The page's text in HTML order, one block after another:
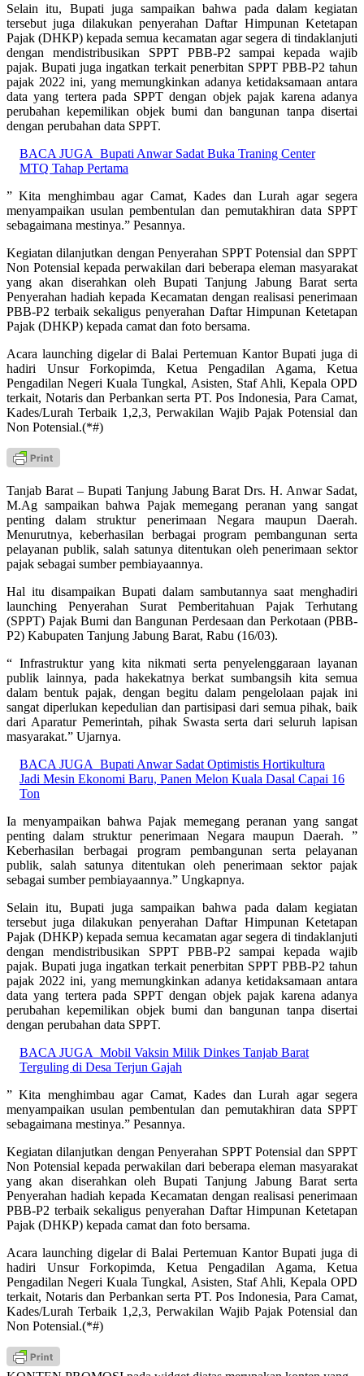
Selain itu, Bupati juga sampaikan bahwa pada dalam kegiatan
tersebut juga dilakukan penyerahan Daftar Himpunan Ketetapan
Pajak (DHKP) kepada semua kecamatan agar segera di tindaklanjuti
dengan mendistribusikan SPPT PBB-P2 sampai kepada wajib
pajak. Bupati juga ingatkan terkait penerbitan SPPT PBB-P2 tahun
pajak 2022 ini, yang memungkinkan adanya ketidaksamaan antara
data yang tertera pada SPPT dengan objek pajak karena adanya
perubahan kepemilikan objek bumi dan bangunan tanpa disertai
dengan perubahan data SPPT.
BACA JUGA Bupati Anwar Sadat Buka Traning Center
MTQ Tahap Pertama
” Kita menghimbau agar Camat, Kades dan Lurah agar segera
menyampaikan usulan pembentulan dan pemutakhiran data SPPT
sebagaimana mestinya.” Pesannya.
Kegiatan dilanjutkan dengan Penyerahan SPPT Potensial dan SPPT
Non Potensial kepada perwakilan dari beberapa eleman masyarakat
yang akan diserahkan oleh Bupati Tanjung Jabung Barat serta
Penyerahan hadiah kepada Kecamatan dengan realisasi penerimaan
PBB-P2 terbaik sekaligus penyerahan Daftar Himpunan Ketetapan
Pajak (DHKP) kepada camat dan foto bersama.
Acara launching digelar di Balai Pertemuan Kantor Bupati juga di
hadiri Unsur Forkopimda, Ketua Pengadilan Agama, Ketua
Pengadilan Negeri Kuala Tungkal, Asisten, Staf Ahli, Kepala OPD
terkait, Notaris dan Perbankan serta PT. Pos Indonesia, Para Camat,
Kades/Lurah Terbaik 1,2,3, Perwakilan Wajib Pajak Potensial dan
Non Potensial.(*#)
Tanjab Barat – Bupati Tanjung Jabung Barat Drs. H. Anwar Sadat,
M.Ag sampaikan bahwa Pajak memegang peranan yang sangat
penting dalam struktur penerimaan Negara maupun Daerah.
Menurutnya, keberhasilan berbagai program pembangunan serta
pelayanan publik, salah satunya ditentukan oleh penerimaan sektor
pajak sebagai sumber pembiayaannya.
Hal itu disampaikan Bupati dalam sambutannya saat menghadiri
launching Penyerahan Surat Pemberitahuan Pajak Terhutang
(SPPT) Pajak Bumi dan Bangunan Perdesaan dan Perkotaan (PBB-
P2) Kabupaten Tanjung Jabung Barat, Rabu (16/03).
“ Infrastruktur yang kita nikmati serta penyelenggaraan layanan
publik lainnya, pada hakekatnya berkat sumbangsih kita semua
dalam bentuk pajak, dengan begitu dalam pengelolaan pajak ini
sangat diperlukan kepedulian dan partisipasi dari semua pihak, baik
dari Aparatur Pemerintah, pihak Swasta serta dari seluruh lapisan
masyarakat.” Ujarnya.
BACA JUGA Bupati Anwar Sadat Optimistis Hortikultura
Jadi Mesin Ekonomi Baru, Panen Melon Kuala Dasal Capai 16
Ton
Ia menyampaikan bahwa Pajak memegang peranan yang sangat
penting dalam struktur penerimaan Negara maupun Daerah. ”
Keberhasilan berbagai program pembangunan serta pelayanan
publik, salah satunya ditentukan oleh penerimaan sektor pajak
sebagai sumber pembiayaannya.” Ungkapnya.
Selain itu, Bupati juga sampaikan bahwa pada dalam kegiatan
tersebut juga dilakukan penyerahan Daftar Himpunan Ketetapan
Pajak (DHKP) kepada semua kecamatan agar segera di tindaklanjuti
dengan mendistribusikan SPPT PBB-P2 sampai kepada wajib
pajak. Bupati juga ingatkan terkait penerbitan SPPT PBB-P2 tahun
pajak 2022 ini, yang memungkinkan adanya ketidaksamaan antara
data yang tertera pada SPPT dengan objek pajak karena adanya
perubahan kepemilikan objek bumi dan bangunan tanpa disertai
dengan perubahan data SPPT.
BACA JUGA Mobil Vaksin Milik Dinkes Tanjab Barat
Terguling di Desa Terjun Gajah
” Kita menghimbau agar Camat, Kades dan Lurah agar segera
menyampaikan usulan pembentulan dan pemutakhiran data SPPT
sebagaimana mestinya.” Pesannya.
Kegiatan dilanjutkan dengan Penyerahan SPPT Potensial dan SPPT
Non Potensial kepada perwakilan dari beberapa eleman masyarakat
yang akan diserahkan oleh Bupati Tanjung Jabung Barat serta
Penyerahan hadiah kepada Kecamatan dengan realisasi penerimaan
PBB-P2 terbaik sekaligus penyerahan Daftar Himpunan Ketetapan
Pajak (DHKP) kepada camat dan foto bersama.
Acara launching digelar di Balai Pertemuan Kantor Bupati juga di
hadiri Unsur Forkopimda, Ketua Pengadilan Agama, Ketua
Pengadilan Negeri Kuala Tungkal, Asisten, Staf Ahli, Kepala OPD
terkait, Notaris dan Perbankan serta PT. Pos Indonesia, Para Camat,
Kades/Lurah Terbaik 1,2,3, Perwakilan Wajib Pajak Potensial dan
Non Potensial.(*#)